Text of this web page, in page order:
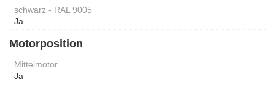
schwarz - RAL 9005
Ja
Motorposition
Mittelmotor
Ja